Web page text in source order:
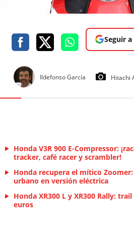
Seguir
Ildefonso García Hitachi
Honda V3R 900 E-Compressor:
tracker, café racer y scrambler!
Honda recupera el mítico
urbano en versión eléctrica
Honda XR300 L y XR300 Rally:
euros